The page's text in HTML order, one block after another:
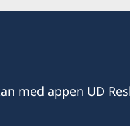
med appen UD